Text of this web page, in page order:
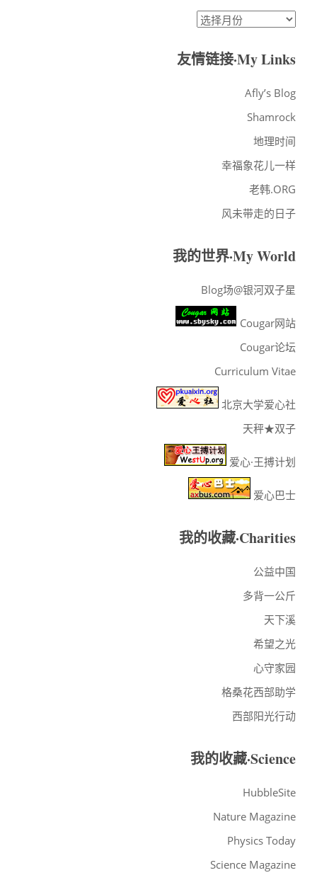
友情链接·My Links
Afly’s Blog
Shamrock
地理时间
幸福象花儿一样
老韩.ORG
风未带走的日子
我的世界·My World
Blog场@银河双子星
Cougar网站
Cougar论坛
Curriculum Vitae
北京大学爱心社
天秤★双子
爱心·王搏计划
爱心巴士
我的收藏·Charities
公益中国
多背一公斤
天下溪
希望之光
心守家园
格桑花西部助学
西部阳光行动
我的收藏·Science
HubbleSite
Nature Magazine
Physics Today
Science Magazine